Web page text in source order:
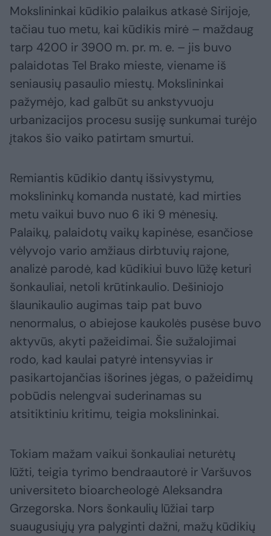
Mokslininkai kūdikio palaikus atkasė Sirijoje,
tačiau tuo metu, kai kūdikis mirė – maždaug
tarp 4200 ir 3900 m. pr. m. e. – jis buvo
palaidotas Tel Brako mieste, viename iš
seniausių pasaulio miestų. Mokslininkai
pažymėjo, kad galbūt su ankstyvuoju
urbanizacijos procesu susiję sunkumai turėjo
įtakos šio vaiko patirtam smurtui.
Remiantis kūdikio dantų išsivystymu,
mokslininkų komanda nustatė, kad mirties
metu vaikui buvo nuo 6 iki 9 mėnesių.
Palaikų, palaidotų vaikų kapinėse, esančiose
vėlyvojo vario amžiaus dirbtuvių rajone,
analizė parodė, kad kūdikiui buvo lūžę keturi
šonkauliai, netoli krūtinkaulio. Dešiniojo
šlaunikaulio augimas taip pat buvo
nenormalus, o abiejose kaukolės pusėse buvo
aktyvūs, akyti pažeidimai. Šie sužalojimai
rodo, kad kaulai patyrė intensyvias ir
pasikartojančias išorines jėgas, o pažeidimų
pobūdis nelengvai suderinamas su
atsitiktiniu kritimu, teigia mokslininkai.
Tokiam mažam vaikui šonkauliai neturėtų
lūžti, teigia tyrimo bendraautorė ir Varšuvos
universiteto bioarcheologė Aleksandra
Grzegorska. Nors šonkaulių lūžiai tarp
suaugusiųjų yra palyginti dažni, mažų kūdikių